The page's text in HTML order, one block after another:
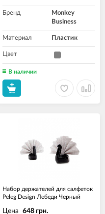
Бренд
Monkey
Business
Материал Пластик
Цвет
В наличии
Набор держателей для салфеток
Peleg Design Лебеди Черный
Цена 648 грн.